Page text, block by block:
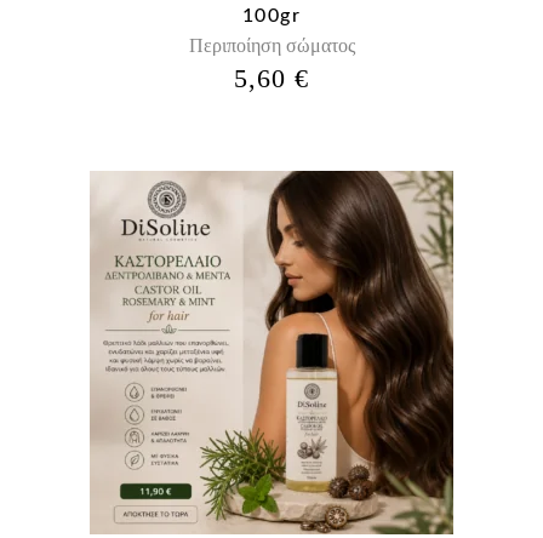
100gr
Περιποίηση σώματος
5,60€